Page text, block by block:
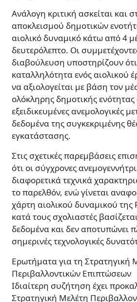
Ανάλογη κριτική ασκείται και
αποκλεισμού δημοτικών
αιολικό δυναμικό κάτω από 4
δευτερόλεπτο. Οι
διαβούλευση υποστηρίζουν
καταλληλότητα ενός αιολικού
να αξιολογείται με βάση τον
ολόκληρης δημοτικής
εξειδικευμένες ανεμολογικές
δεδομένα της συγκεκριμένης
εγκατάστασης.
Στις σχετικές παρεμβάσεις
ότι οι σύγχρονες
διαφορετικά τεχνικά
το παρελθόν, ενώ γίνεται
χάρτη αιολικού δυναμικού της
κατά τους σχολιαστές
δεδομένα και δεν αποτυπώνει
σημερινές τεχνολογικές
Ερωτήματα για τη Στρατηγική
Περιβαλλοντικών Επιπτώσεων
Ιδιαίτερη συζήτηση έχει
Στρατηγική Μελέτη